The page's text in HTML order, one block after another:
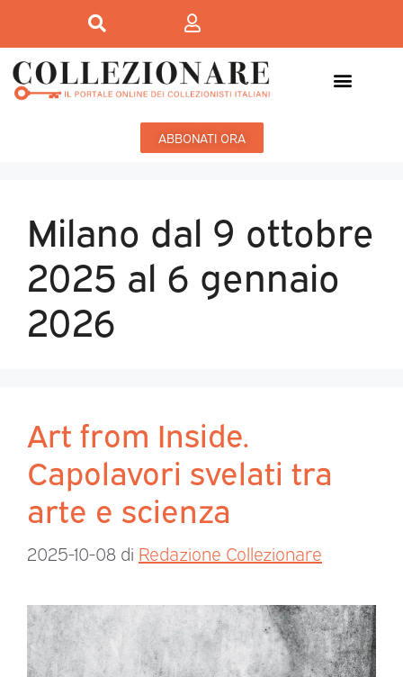
ABBONATI ORA
Milano dal 9 ottobre
2025 al 6 gennaio
2026
Art from Inside.
Capolavori svelati tra
arte e scienza
2025-10-08 di Redazione Collezionare